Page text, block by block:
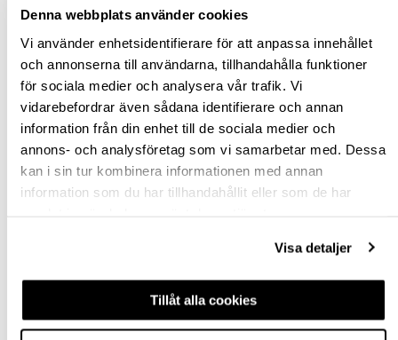
Denna webbplats använder cookies
Vi använder enhetsidentifierare för att anpassa innehållet
och annonserna till användarna, tillhandahålla funktioner
för sociala medier och analysera vår trafik. Vi
vidarebefordrar även sådana identifierare och annan
information från din enhet till de sociala medier och
annons- och analysföretag som vi samarbetar med. Dessa
kan i sin tur kombinera informationen med annan
information som du har tillhandahållit eller som de har
Visa detaljer
Tillåt alla cookies
Jönköping huvudlager Finns i lager online
Jönköping butik Slut i lager
Malmö butik Finns i lager
Stockholm butik Finns i lager
Snabba leveranser
Hämta i butik
BESKRIVNING
SPECIFIKATION